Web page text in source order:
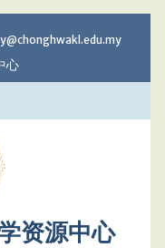
心
资源中心